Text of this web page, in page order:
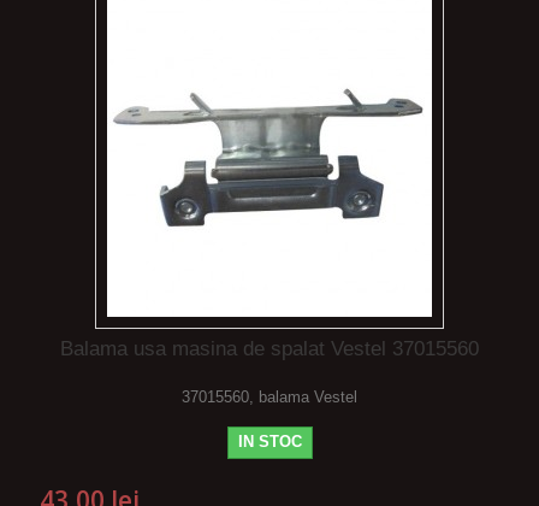
Balama usa masina de spalat Vestel 37015560
37015560, balama Vestel
IN STOC